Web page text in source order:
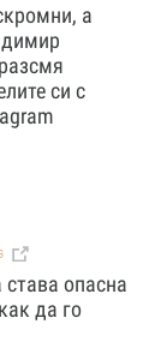
а
си с
става опасна
да го